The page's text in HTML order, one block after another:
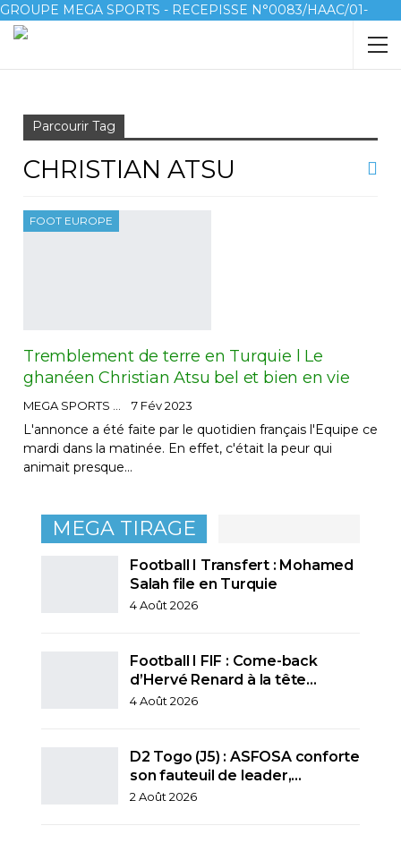
GROUPE MEGA SPORTS - RECEPISSE N°0083/HAAC/01-
2023/pl/P
Parcourir Tag
CHRISTIAN ATSU
FOOT EUROPE
Tremblement de terre en Turquie l Le
ghanéen Christian Atsu bel et bien en vie
7 Fév 2023
L'annonce a été faite par le quotidien français l'Equipe ce
mardi dans la matinée. En effet, c'était la peur qui
animait presque…
MEGA TIRAGE
Football I Transfert : Mohamed
Salah file en Turquie
4 Août 2026
Football I FIF : Come-back
d’Hervé Renard à la tête…
4 Août 2026
D2 Togo (J5) : ASFOSA conforte
son fauteuil de leader,…
2 Août 2026